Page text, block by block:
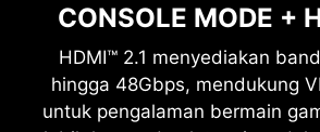
CONSOLE MODE +
HDMI™ 2.1 menyediakan
hingga 48Gbps, mendukung
untuk pengalaman bermain
OPTIX
Aim Magnifier bawaan
tahap dengan tombol shortcut
tingkat zoom dengan cepat.